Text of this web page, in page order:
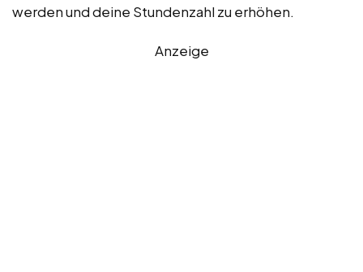
werden und deine Stundenzahl zu erhöhen.
Anzeige